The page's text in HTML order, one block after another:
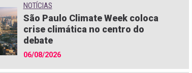
NOTÍCIAS
São Paulo Climate Week coloca
crise climática no centro do
debate
06/08/2026